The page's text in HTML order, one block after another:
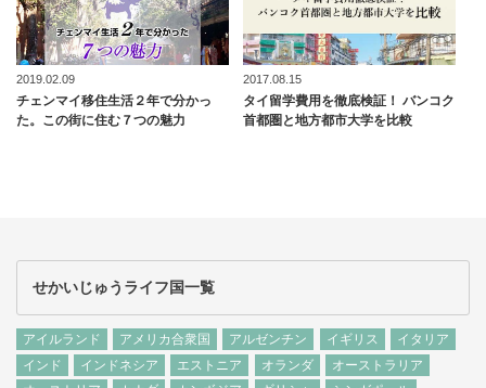
2019.02.09
チェンマイ移住生活２年で分かっ
た。この街に住む７つの魅力
2017.08.15
タイ留学費用を徹底検証！ バンコク
首都圏と地方都市大学を比較
せかいじゅうライフ国一覧
アイルランド アメリカ合衆国 アルゼンチン イギリス
イタリア
インド
インドネシア エストニア オランダ
オーストラリア